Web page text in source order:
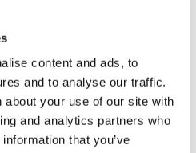
content and ads, to
and to analyse our traffic.
about your use of our site with
and analytics partners who
that you’ve
kundvärde.